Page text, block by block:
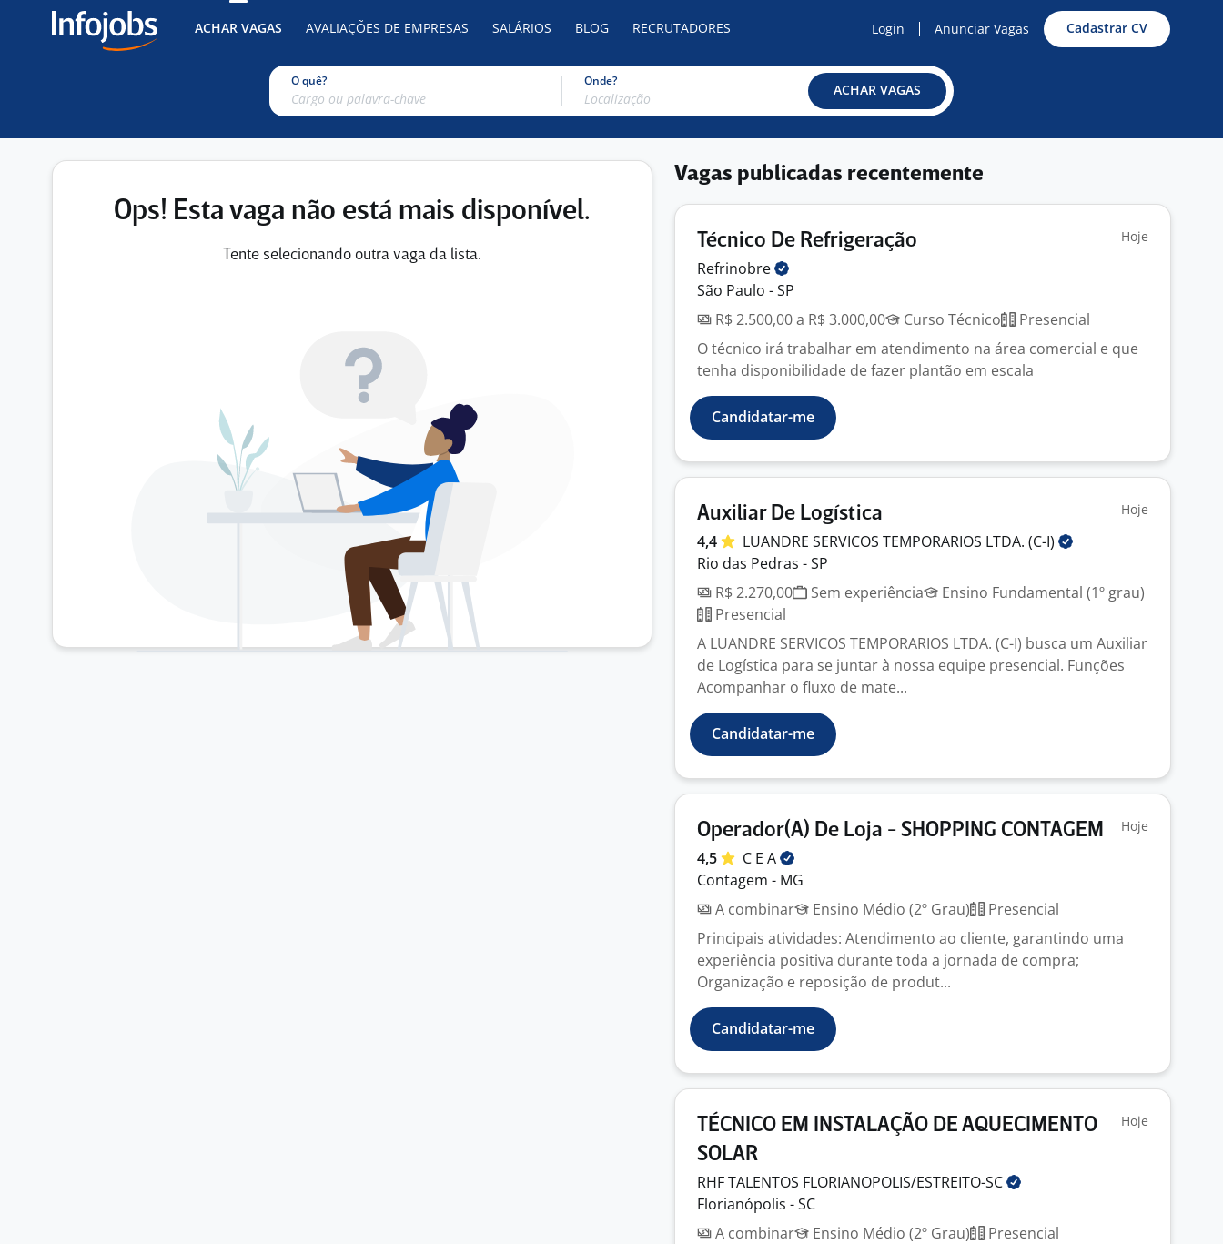
ACHAR VAGAS AVALIAÇÕES DE EMPRESAS SALÁRIOS BLOG RECRUTADORES Login Anunciar Vagas Cadastrar CV
O quê? Onde?
ACHAR VAGAS
Ops! Esta vaga não está mais disponível.
Tente selecionando outra vaga da lista.
Vagas publicadas recentemente
Técnico De Refrigeração Hoje
Refrinobre
São Paulo - SP
R$ 2.500,00 a R$ 3.000,00
Curso Técnico
Presencial
O técnico irá trabalhar em atendimento na área comercial e que
tenha disponibilidade de fazer plantão em escala
Candidatar-me
Auxiliar De Logística Hoje
4,4 LUANDRE SERVICOS TEMPORARIOS LTDA. (C-I)
Rio das Pedras - SP
R$ 2.270,00
Sem experiência
Ensino Fundamental (1º grau)
Presencial
A LUANDRE SERVICOS TEMPORARIOS LTDA. (C-I) busca um Auxiliar
de Logística para se juntar à nossa equipe presencial. Funções
Acompanhar o fluxo de mate...
Candidatar-me
Operador(A) De Loja - SHOPPING CONTAGEM Hoje
4,5 C E A
Contagem - MG
A combinar
Ensino Médio (2º Grau)
Presencial
Principais atividades: Atendimento ao cliente, garantindo uma
experiência positiva durante toda a jornada de compra;
Organização e reposição de produt...
Candidatar-me
TÉCNICO EM INSTALAÇÃO DE AQUECIMENTO
SOLAR
Hoje
RHF TALENTOS FLORIANOPOLIS/ESTREITO-SC
Florianópolis - SC
A combinar
Ensino Médio (2º Grau)
Presencial